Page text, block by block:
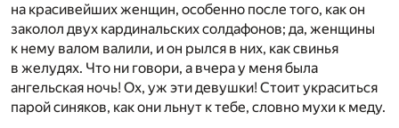
на красивейших женщин, особенно после того, как он
заколол двух кардинальских солдафонов; да, женщины
к нему валом валили, и он рылся в них, как свинья
в желудях. Что ни говори, а вчера у меня была
ангельская ночь! Ох, уж эти девушки! Стоит украситься
парой синяков, как они льнут к тебе, словно мухи к меду.